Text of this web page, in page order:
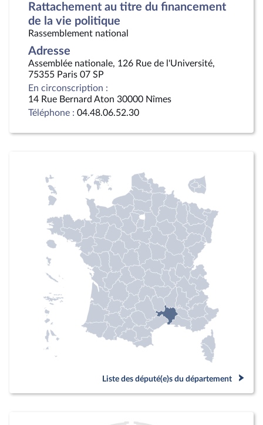
Rattachement au titre du financement
de la vie politique
Rassemblement national
Adresse
Assemblée nationale, 126 Rue de l'Université,
75355 Paris 07 SP
En circonscription :
14 Rue Bernard Aton 30000 Nîmes
Téléphone : 04.48.06.52.30
Liste des député(e)s du département